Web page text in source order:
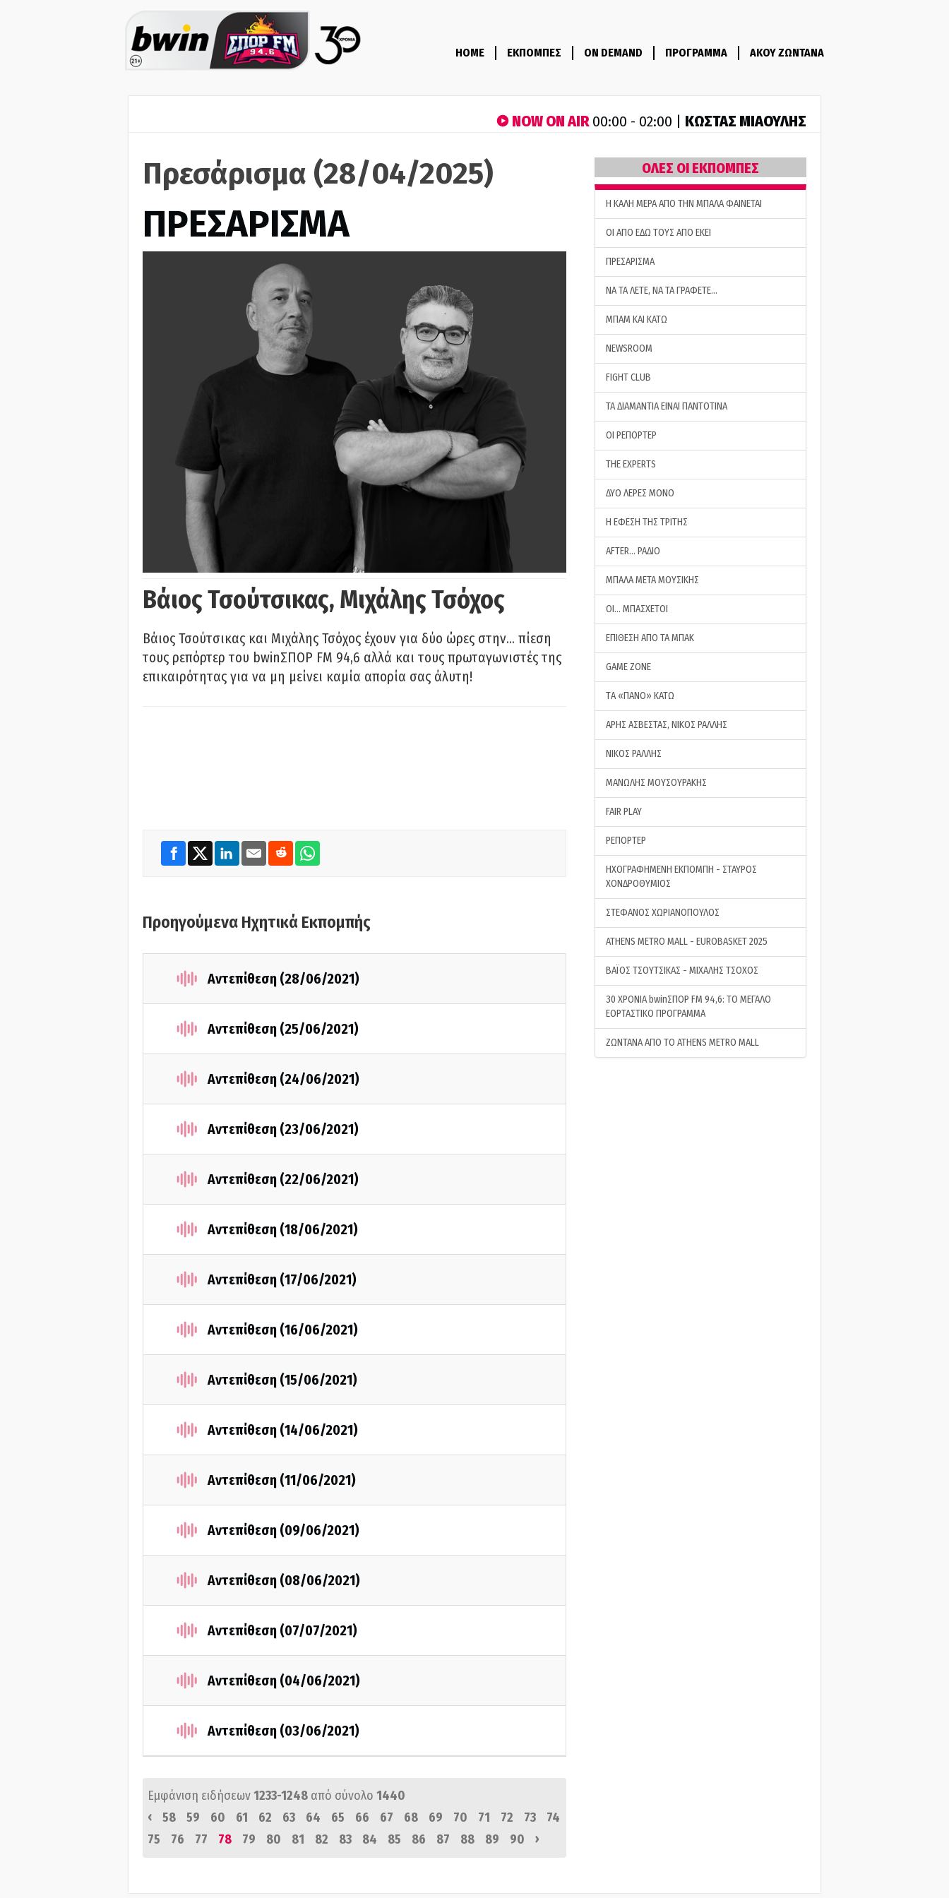
HOME ΕΚΠΟΜΠΕΣ ON DEMAND ΠΡΟΓΡΑΜΜΑ ΑΚΟΥ ΖΩΝΤΑΝΑ
NOW ON AIR00:00 - 02:00 | ΚΩΣΤΑΣ ΜΙΑΟΥΛΗΣ
Πρεσάρισμα (28/04/2025)
ΠΡΕΣΑΡΙΣΜΑ
Βάιος Τσούτσικας, Μιχάλης Τσόχος
Βάιος Τσούτσικας και Μιχάλης Τσόχος έχουν για δύο ώρες στην… πίεση
τους ρεπόρτερ του bwinΣΠΟΡ FM 94,6 αλλά και τους πρωταγωνιστές της
επικαιρότητας για να μη μείνει καμία απορία σας άλυτη!
Προηγούμενα Ηχητικά Εκπομπής
Αντεπίθεση (28/06/2021)
Αντεπίθεση (25/06/2021)
Αντεπίθεση (24/06/2021)
Αντεπίθεση (23/06/2021)
Αντεπίθεση (22/06/2021)
Αντεπίθεση (18/06/2021)
Αντεπίθεση (17/06/2021)
Αντεπίθεση (16/06/2021)
Αντεπίθεση (15/06/2021)
Αντεπίθεση (14/06/2021)
Αντεπίθεση (11/06/2021)
Αντεπίθεση (09/06/2021)
Αντεπίθεση (08/06/2021)
Αντεπίθεση (07/07/2021)
Αντεπίθεση (04/06/2021)
Αντεπίθεση (03/06/2021)
Εμφάνιση ειδήσεων1233-1248 από σύνολο 1440
‹
58 59 60 61 62 63 64 65 66 67 68 69 70 71 72 73
74
75
76 77 78 79 80 81 82 83 84 85 86 87 88 89 90 ›
ΟΛΕΣ ΟΙ ΕΚΠΟΜΠΕΣ
H ΚΑΛΗ ΜΕΡΑ ΑΠΟ ΤΗΝ ΜΠΑΛΑ ΦΑΙΝΕΤΑΙ
ΟΙ ΑΠΟ ΕΔΩ ΤΟΥΣ ΑΠΟ ΕΚΕΙ
ΠΡΕΣΑΡΙΣΜΑ
ΝΑ ΤΑ ΛΕΤΕ, ΝΑ ΤΑ ΓΡΑΦΕΤΕ…
ΜΠΑΜ ΚΑΙ ΚΑΤΩ
NEWSROOM
FIGHT CLUB
ΤΑ ΔΙΑΜΑΝΤΙΑ ΕΙΝΑΙ ΠΑΝΤΟΤΙΝΑ
ΟΙ ΡΕΠΟΡΤΕΡ
THE EXPERTS
ΔΥΟ ΛΕΡΕΣ ΜΟΝΟ
Η ΕΦΕΣΗ ΤΗΣ ΤΡΙΤΗΣ
AFTER… ΡΑΔΙΟ
ΜΠΑΛΑ ΜΕΤΑ ΜΟΥΣΙΚΗΣ
ΟΙ… ΜΠΑΣΧΕΤΟΙ
ΕΠΙΘΕΣΗ ΑΠΟ ΤΑ ΜΠΑΚ
GAME ZONE
ΤA «ΠΑΝΟ» ΚΑΤΩ
ΑΡΗΣ ΑΣΒΕΣΤΑΣ, ΝΙΚΟΣ ΡΑΛΛΗΣ
ΝΙΚΟΣ ΡΑΛΛΗΣ
ΜΑΝΩΛΗΣ ΜΟΥΣΟΥΡΑΚΗΣ
FAIR PLAY
ΡΕΠΟΡΤΕΡ
ΗΧΟΓΡΑΦΗΜΕΝΗ ΕΚΠΟΜΠΗ - ΣΤΑΥΡΟΣ
ΧΟΝΔΡΟΘΥΜΙΟΣ
ΣΤΕΦΑΝΟΣ ΧΩΡΙΑΝΟΠΟΥΛΟΣ
ATHENS METRO MALL - EUROBASKET 2025
ΒΑΪΟΣ ΤΣΟΥΤΣΙΚΑΣ - ΜΙΧΑΛΗΣ ΤΣΟΧΟΣ
30 ΧΡΟΝΙΑ bwinΣΠΟΡ FM 94,6: ΤΟ ΜΕΓΑΛΟ
ΕΟΡΤΑΣΤΙΚΟ ΠΡΟΓΡΑΜΜΑ
ΖΩΝΤΑΝΑ ΑΠΟ ΤΟ ATHENS METRO MALL